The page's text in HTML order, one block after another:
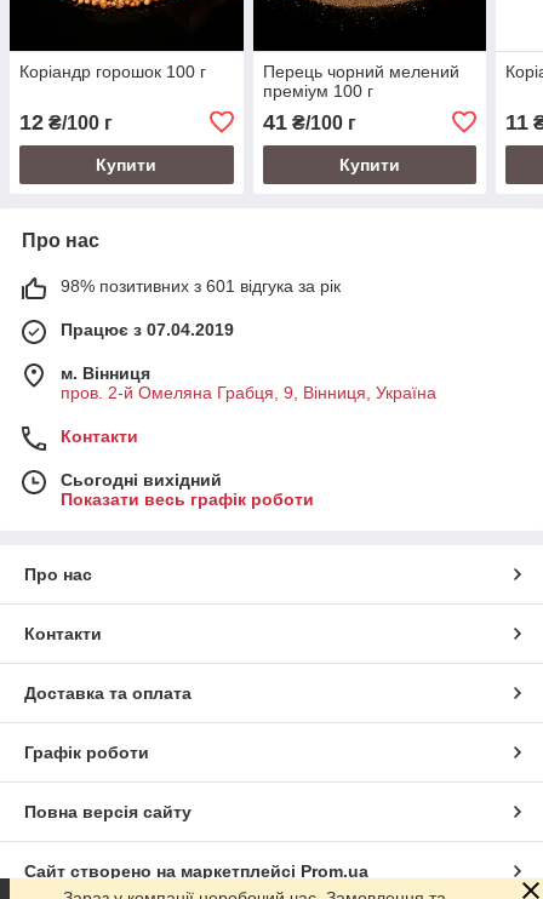
Коріандр горошок 100 г
12 ₴/100 г
Купити
Перець чорний мелений
преміум 100 г
41₴/100 г
Купити
11
Про нас
98% позитивних з 601 відгука за рік
Працює з 07.04.2019
м. Вінниця
пров. 2-й Омеляна Грабця, 9, Вінниця, Україна
Контакти
Сьогодні вихідний
Показати весь графік роботи
Про нас
Контакти
Доставка та оплата
Графік роботи
Повна версія сайту
Сайт створено на маркетплейсі Prom.ua